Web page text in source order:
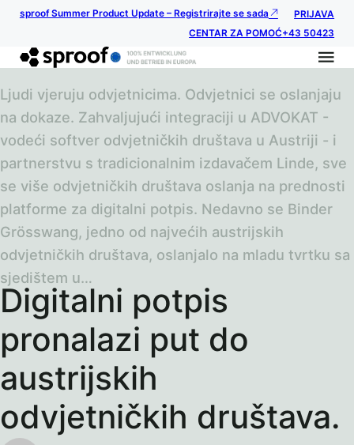
sproof Summer Product Update – Registrirajte se sada
PRIJAVA
CENTAR ZA POMOĆ+43 50423
Digitalni potpis
pronalazi put do
austrijskih
odvjetničkih društava.
Ljudi vjeruju odvjetnicima. Odvjetnici se oslanjaju
na dokaze. Zahvaljujući integraciji u ADVOKAT -
vodeći softver odvjetničkih društava u Austriji - i
partnerstvu s tradicionalnim izdavačem Linde, sve
se više odvjetničkih društava oslanja na prednosti
platforme za digitalni potpis. Nedavno se Binder
Grösswang, jedno od najvećih austrijskih
odvjetničkih društava, oslanjalo na mladu tvrtku sa
sjedištem u…